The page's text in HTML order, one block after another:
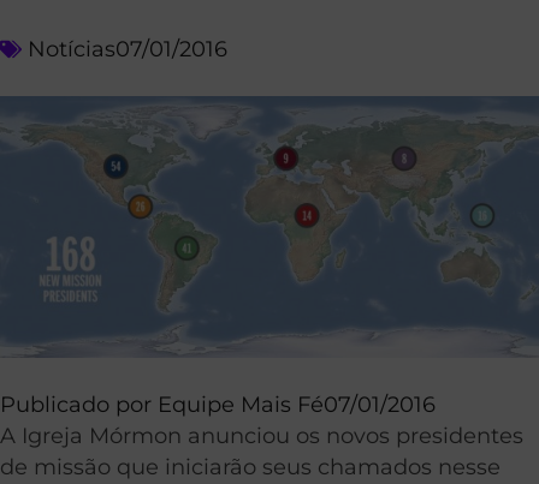
Notícias07/01/2016
Publicado por Equipe Mais Fé07/01/2016
A Igreja Mórmon anunciou os novos presidentes
de missão que iniciarão seus chamados nesse